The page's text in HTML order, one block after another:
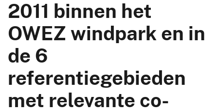
2011 binnen het
OWEZ windpark en in
de 6
referentiegebieden
met relevante co-